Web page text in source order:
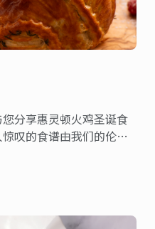
分享惠灵顿火鸡圣诞食
叹的食谱由我们的伦敦